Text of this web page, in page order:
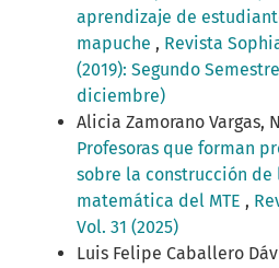
aprendizaje de
mapuche , Revista
(2019): Segundo
diciembre)
Alicia Zamorano Vargas,
Profesoras que forman
sobre la construcción
matemática del MTE ,
Vol. 31 (2025)
Luis Felipe Caballero